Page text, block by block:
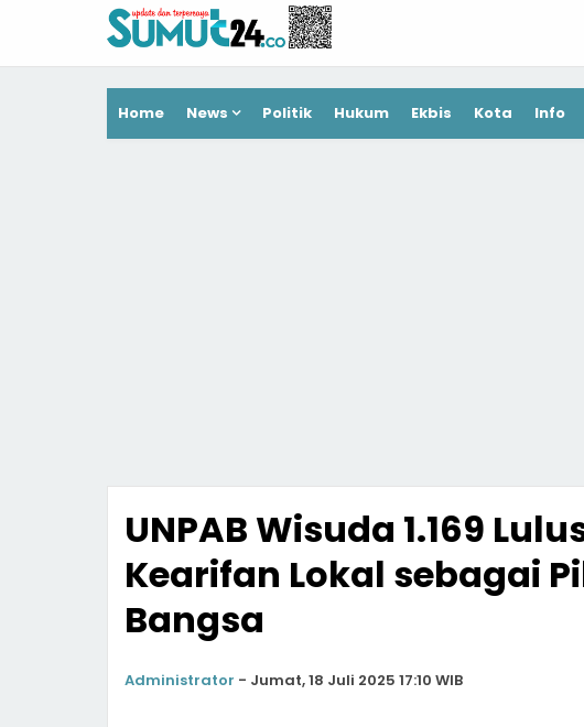
Home News Politik Hukum Ekbis Kota Info
UNPAB Wisuda 1.169
Kearifan Lokal sebagai
Bangsa
Administrator - Jumat, 18 Juli 2025 17:10 WIB